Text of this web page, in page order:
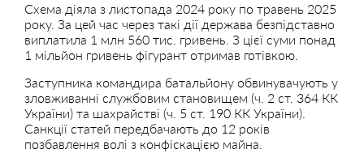
Схема діяла з листопада 2024 року по травень 2025
року. За цей час через такі дії держава безпідставно
виплатила 1 млн 560 тис. гривень. З цієї суми понад
1 мільйон гривень фігурант отримав готівкою.
Заступника командира батальйону обвинувачують у
зловживанні службовим становищем (ч. 2 ст. 364 КК
України) та шахрайстві (ч. 5 ст. 190 КК України).
Санкції статей передбачають до 12 років
позбавлення волі з конфіскацією майна.